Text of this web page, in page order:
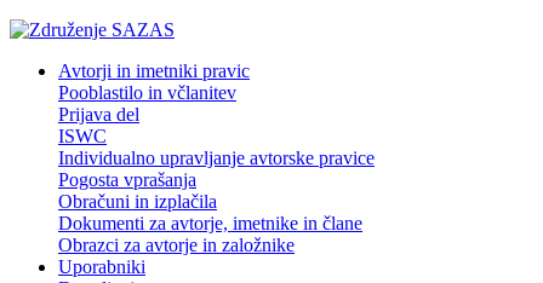
Avtorji in imetniki pravic
Pooblastilo in včlanitev
Prijava del
ISWC
Individualno upravljanje avtorske pravice
Pogosta vprašanja
Obračuni in izplačila
Dokumenti za avtorje, imetnike in člane
Obrazci za avtorje in založnike
Uporabniki